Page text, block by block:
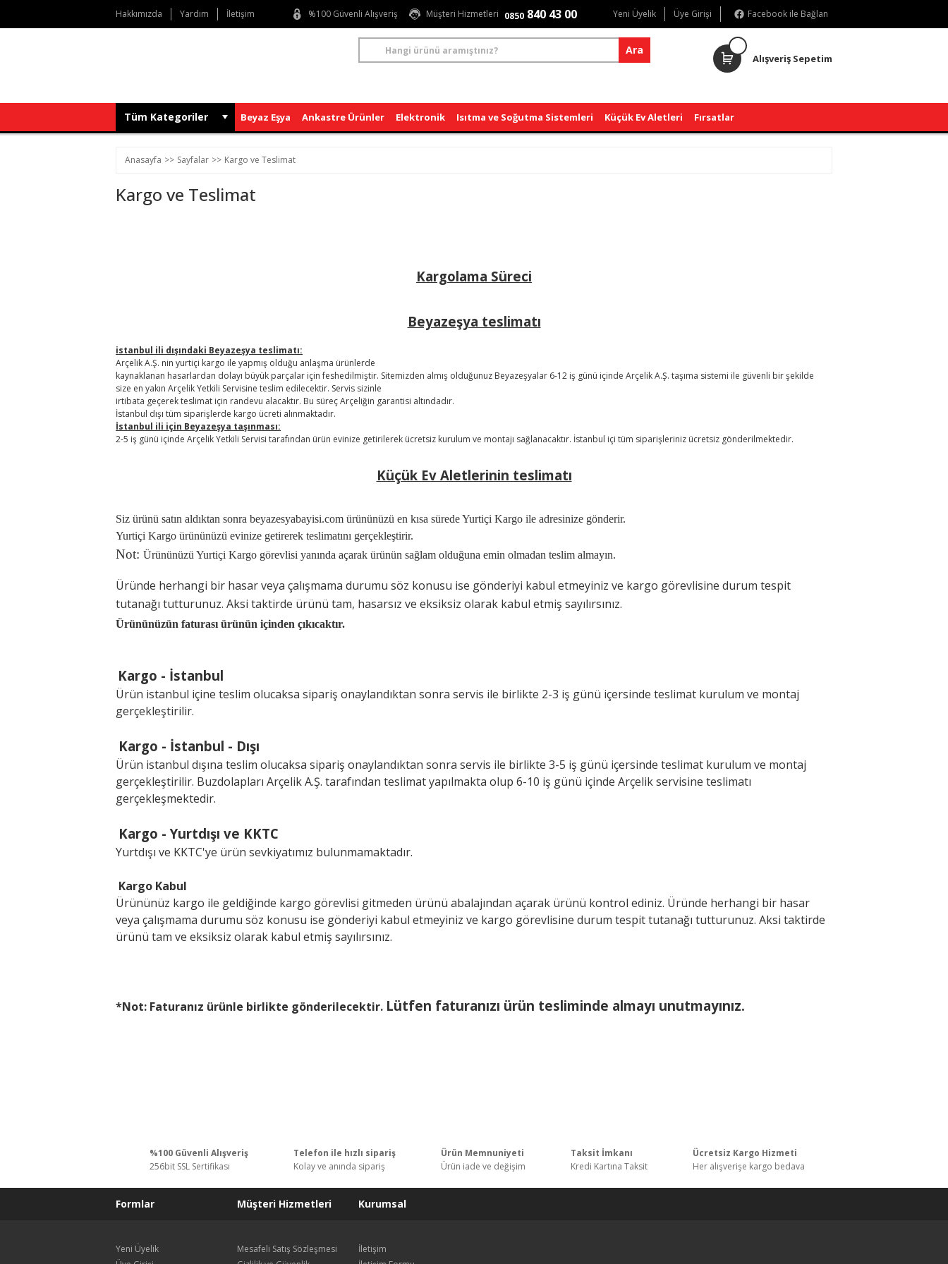
Hakkımızda Yardım İletişim %100 Güvenli Alışveriş Müşteri Hizmetleri 0850 840 43 00 Yeni Üyelik Üye Girişi Facebook ile Bağlan
Ara
Alışveriş Sepetim
Tüm Kategoriler Beyaz Eşya Ankastre Ürünler Elektronik Isıtma ve Soğutma Sistemleri Küçük Ev Aletleri Fırsatlar
Anasayfa Sayfalar Kargo ve Teslimat
Kargo ve Teslimat
Kargolama Süreci
Beyazeşya teslimatı
istanbul ili dışındaki Beyazeşya teslimatı:
Arçelik A.Ş. nin yurtiçi kargo ile yapmış olduğu anlaşma ürünlerde
kaynaklanan hasarlardan dolayı büyük parçalar için feshedilmiştir. Sitemizden almış olduğunuz Beyazeşyalar 6-12 iş günü içinde Arçelik A.Ş. taşıma sistemi ile güvenli bir şekilde
size en yakın Arçelik Yetkili Servisine teslim edilecektir. Servis sizinle
irtibata geçerek teslimat için randevu alacaktır. Bu süreç Arçeliğin garantisi altındadır.
İstanbul dışı tüm siparişlerde kargo ücreti alınmaktadır.
İstanbul ili için Beyazeşya taşınması:
2-5 iş günü içinde Arçelik Yetkili Servisi tarafından ürün evinize getirilerek ücretsiz kurulum ve montajı sağlanacaktır. İstanbul içi tüm siparişleriniz ücretsiz gönderilmektedir.
Küçük Ev Aletlerinin teslimatı
Siz ürünü satın aldıktan sonra beyazesyabayisi.com ürününüzü en kısa sürede Yurtiçi Kargo ile adresinize gönderir.
Yurtiçi Kargo ürününüzü evinize getirerek teslimatını gerçekleştirir.
Not: Ürününüzü Yurtiçi Kargo görevlisi yanında açarak ürünün sağlam olduğuna emin olmadan teslim almayın.
Üründe herhangi bir hasar veya çalışmama durumu söz konusu ise gönderiyi kabul etmeyiniz ve kargo görevlisine durum tespit
tutanağı tutturunuz. Aksi taktirde ürünü tam, hasarsız ve eksiksiz olarak kabul etmiş sayılırsınız.
Ürününüzün faturası ürünün içinden çıkıcaktır.
Kargo - İstanbul
Ürün istanbul içine teslim olucaksa sipariş onaylandıktan sonra servis ile birlikte 2-3 iş günü içersinde teslimat kurulum ve montaj
gerçekleştirilir.
Kargo - İstanbul - Dışı
Ürün istanbul dışına teslim olucaksa sipariş onaylandıktan sonra servis ile birlikte 3-5 iş günü içersinde teslimat kurulum ve montaj
gerçekleştirilir. Buzdolapları Arçelik A.Ş. tarafından teslimat yapılmakta olup 6-10 iş günü içinde Arçelik servisine teslimatı
gerçekleşmektedir.
Kargo - Yurtdışı ve KKTC
Yurtdışı ve KKTC'ye ürün sevkiyatımız bulunmamaktadır.
Kargo Kabul
Ürününüz kargo ile geldiğinde kargo görevlisi gitmeden ürünü abalajından açarak ürünü kontrol ediniz. Üründe herhangi bir hasar
veya çalışmama durumu söz konusu ise gönderiyi kabul etmeyiniz ve kargo görevlisine durum tespit tutanağı tutturunuz. Aksi taktirde
ürünü tam ve eksiksiz olarak kabul etmiş sayılırsınız.
*Not: Faturanız ürünle birlikte gönderilecektir. Lütfen faturanızı ürün tesliminde almayı unutmayınız.
%100 Güvenli Alışveriş
256bit SSL Sertifikası
Telefon ile hızlı sipariş
Kolay ve anında sipariş
Ürün Memnuniyeti
Ürün iade ve değişim
Taksit İmkanı
Kredi Kartına Taksit
Ücretsiz Kargo Hizmeti
Her alışverişe kargo bedava
Formlar
Yeni Üyelik
Müşteri Hizmetleri
Mesafeli Satış Sözleşmesi
Kurumsal
İletişim